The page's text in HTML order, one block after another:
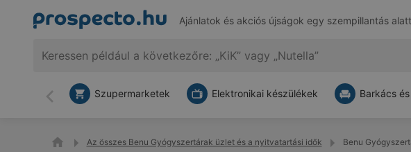
Ajánlatok és akciós újságok egy szempillantás
Vissza
Szupermarketek Elektronikai készülékek Barkács
Az összes Benu Gyógyszertárak üzlet és a nyitvatartási idők Benu